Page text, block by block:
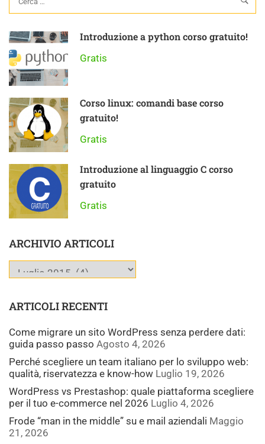
Introduzione a python corso gratuito!
Gratis
Corso linux: comandi base corso
gratuito!
Gratis
Introduzione al linguaggio C corso
gratuito
Gratis
ARCHIVIO ARTICOLI
ARTICOLI RECENTI
Come migrare un sito WordPress senza perdere dati:
guida passo passo Agosto 4, 2026
Perché scegliere un team italiano per lo sviluppo web:
qualità, riservatezza e know-how Luglio 19, 2026
WordPress vs Prestashop: quale piattaforma scegliere
per il tuo e-commerce nel 2026 Luglio 4, 2026
Frode “man in the middle” su e mail aziendali Maggio
21, 2026